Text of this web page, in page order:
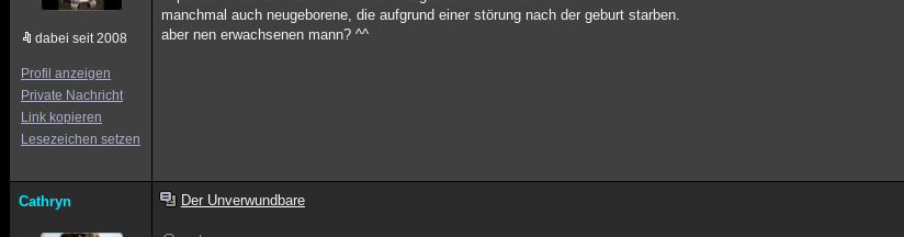
dabei seit 2008
Profil anzeigen
Private Nachricht
Link kopieren
Lesezeichen setzen
manchmal auch neugeborene, die aufgrund einer störung nach der geburt starben.
aber nen erwachsenen mann? ^^
Cathryn Der Unverwundbare